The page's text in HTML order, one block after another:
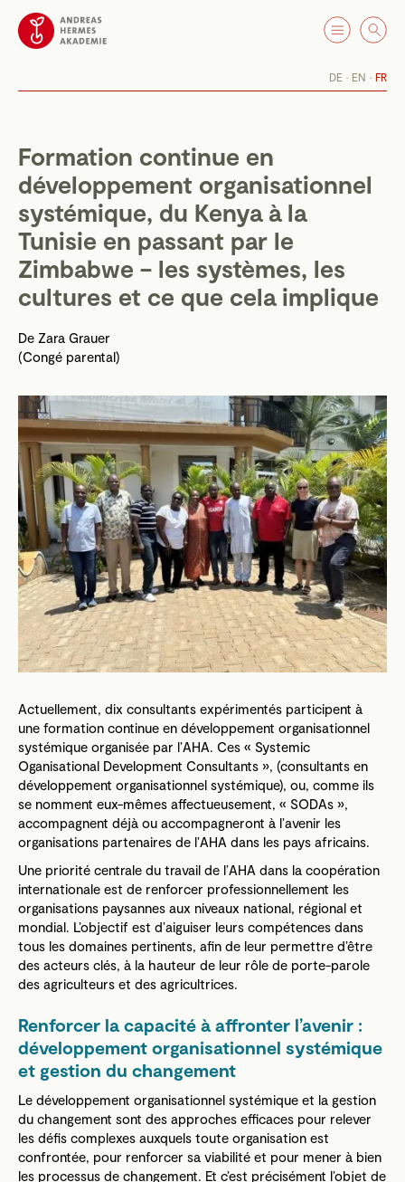
DE EN FR
Formation continue en
développement organisationnel
systémique, du Kenya à la
Tunisie en passant par le
Zimbabwe – les systèmes, les
cultures et ce que cela implique
De Zara Grauer
(Congé parental)
Actuellement, dix consultants expérimentés participent à
une formation continue en développement organisationnel
systémique organisée par l’AHA. Ces « Systemic
Oganisational Development Consultants », (consultants en
développement organisationnel systémique), ou, comme ils
se nomment eux-mêmes affectueusement, « SODAs »,
accompagnent déjà ou accompagneront à l’avenir les
organisations partenaires de l’AHA dans les pays africains.
Une priorité centrale du travail de l’AHA dans la coopération
internationale est de renforcer professionnellement les
organisations paysannes aux niveaux national, régional et
mondial. L’objectif est d’aiguiser leurs compétences dans
tous les domaines pertinents, afin de leur permettre d’être
des acteurs clés, à la hauteur de leur rôle de porte-parole
des agriculteurs et des agricultrices.
Renforcer la capacité à affronter l’avenir :
développement organisationnel systémique
et gestion du changement
Le développement organisationnel systémique et la gestion
du changement sont des approches efficaces pour relever
les défis complexes auxquels toute organisation est
confrontée, pour renforcer sa viabilité et pour mener à bien
les processus de changement. Et c’est précisément l’objet de